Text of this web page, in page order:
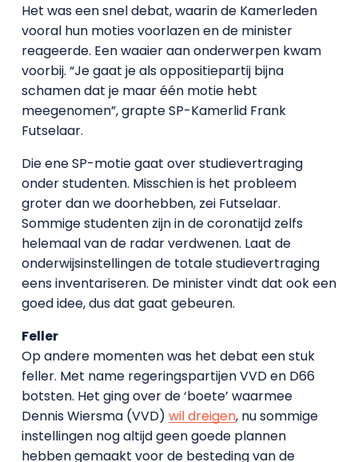
Het was een snel debat, waarin de Kamerleden
vooral hun moties voorlazen en de minister
reageerde. Een waaier aan onderwerpen kwam
voorbij. “Je gaat je als oppositiepartij bijna
schamen dat je maar één motie hebt
meegenomen”, grapte SP-Kamerlid Frank
Futselaar.
Die ene SP-motie gaat over studievertraging
onder studenten. Misschien is het probleem
groter dan we doorhebben, zei Futselaar.
Sommige studenten zijn in de coronatijd zelfs
helemaal van de radar verdwenen. Laat de
onderwijsinstellingen de totale studievertraging
eens inventariseren. De minister vindt dat ook een
goed idee, dus dat gaat gebeuren.
Feller
Op andere momenten was het debat een stuk
feller. Met name regeringspartijen VVD en D66
botsten. Het ging over de ‘boete’ waarmee
Dennis Wiersma (VVD) wil dreigen, nu sommige
instellingen nog altijd geen goede plannen
hebben gemaakt voor de besteding van de